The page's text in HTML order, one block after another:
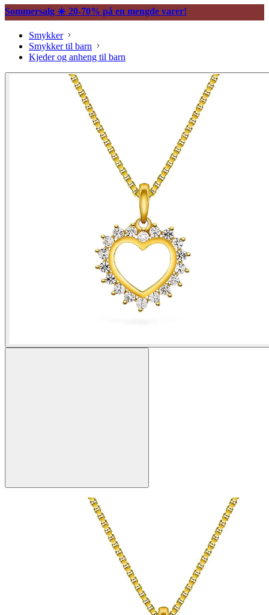
Sommersalg ☀️ 20-70% på en mengde varer!
Smykker
Smykker til barn
Kjeder og anheng til barn